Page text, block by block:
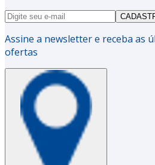
Assine a newsletter e receba as
ofertas